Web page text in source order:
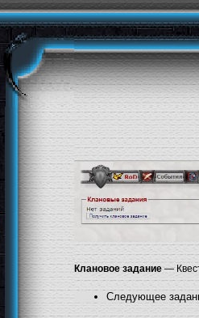
Клановое задание—
Следующее